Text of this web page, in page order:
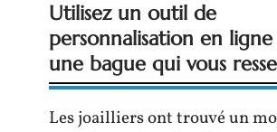
Utilisez un outil de
personnalisation en
une bague qui vous
Les joailliers ont trouvé un